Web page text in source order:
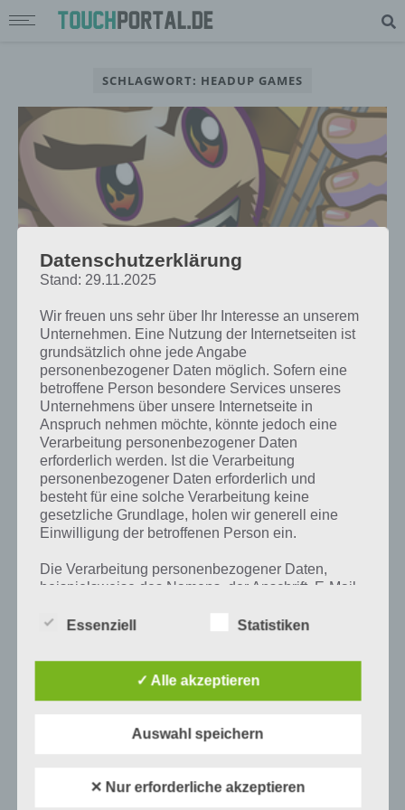
SCHLAGWORT: HEADUP GAMES
APPS
ROCKFEST: DER MUSIK-FESTIVAL
MANAGER FÜR IPHONE UND IPAD
PAUL STELZER -28. SEPTEMBER 2015
[caption id="attachment_22744" align="alignright"
width="150"] Rockfest von Headup Games[/caption]
Mit der App Rockfest erstellst du dein eigenes Musik-
Festival auf deinem iPhone und iPad. Was sich
zunächst einmal spannend…
Datenschutzerklärung
Stand: 29.11.2025
Wir freuen uns sehr über Ihr Interesse an unserem
Unternehmen. Eine Nutzung der Internetseiten ist
grundsätzlich ohne jede Angabe
personenbezogener Daten möglich. Sofern eine
betroffene Person besondere Services unseres
Unternehmens über unsere Internetseite in
Anspruch nehmen möchte, könnte jedoch eine
Verarbeitung personenbezogener Daten
erforderlich werden. Ist die Verarbeitung
personenbezogener Daten erforderlich und
besteht für eine solche Verarbeitung keine
gesetzliche Grundlage, holen wir generell eine
Einwilligung der betroffenen Person ein.
Die Verarbeitung personenbezogener Daten,
beispielsweise des Namens, der Anschrift, E-Mail-
Person, erfolgt stets im Einklang mit der
Übereinstimmung mit den für uns geltenden
landesspezifischen Datenschutzbestimmungen.
und Zweck der von uns erhobenen, genutzten und
mittels dieser Datenschutzerklärung über die ihnen
Essenziell Statistiken
✓ Alle akzeptieren
Auswahl speichern
✕ Nur erforderliche akzeptieren